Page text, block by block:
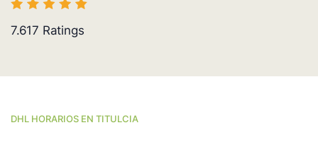
7.617 Ratings
DHL HORARIOS EN TITULCIA